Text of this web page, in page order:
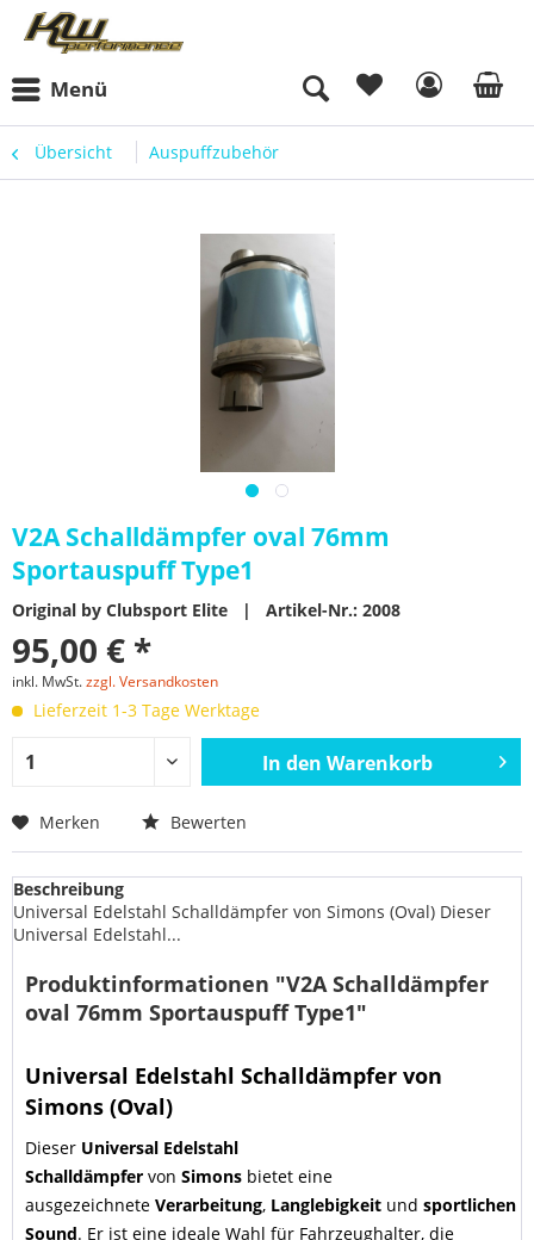
Menü
Übersicht Auspuffzubehör
V2A Schalldämpfer oval 76mm
Sportauspuff Type1
Original by Clubsport Elite | Artikel-Nr.: 2008
95,00 € *
inkl. MwSt.zzgl. Versandkosten
Lieferzeit 1-3 Tage Werktage
In den Warenkorb
Merken Bewerten
Beschreibung
Universal Edelstahl Schalldämpfer von Simons (Oval) Dieser
Universal Edelstahl...
Produktinformationen "V2A Schalldämpfer
oval 76mm Sportauspuff Type1"
Universal Edelstahl Schalldämpfer von
Simons (Oval)
Dieser Universal Edelstahl
Schalldämpfer von Simons bietet eine
ausgezeichnete Verarbeitung, Langlebigkeit und sportlichen
Sound. Er ist eine ideale Wahl für Fahrzeughalter, die